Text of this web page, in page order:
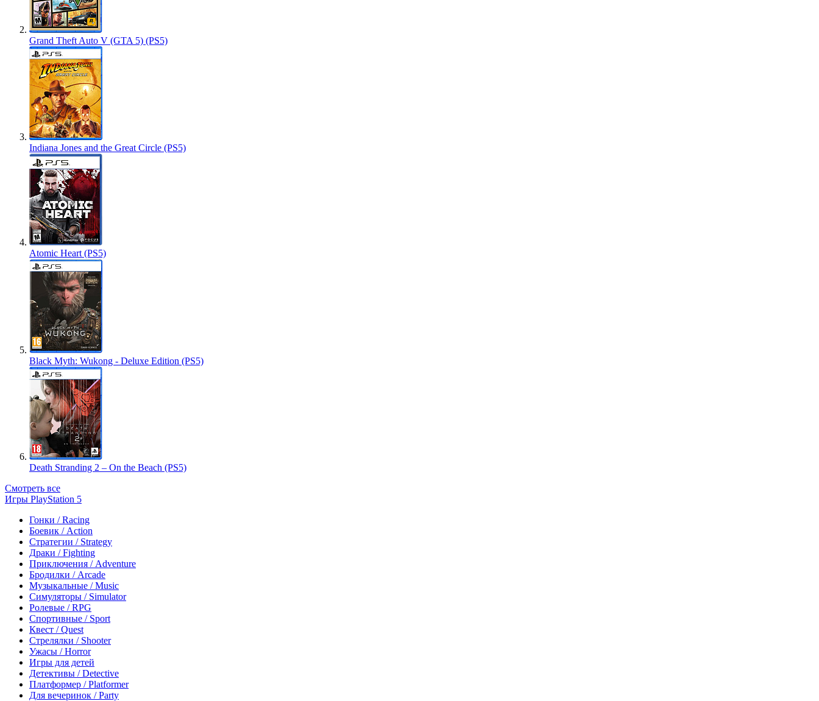
Grand Theft Auto V (GTA 5) (PS5)
Indiana Jones and the Great Circle (PS5)
Atomic Heart (PS5)
Black Myth: Wukong - Deluxe Edition (PS5)
Death Stranding 2 – On the Beach (PS5)
Смотреть все
Игры PlayStation 5
Гонки / Racing
Боевик / Action
Стратегии / Strategy
Драки / Fighting
Приключения / Adventure
Бродилки / Arcade
Музыкальные / Music
Симуляторы / Simulator
Ролевые / RPG
Спортивные / Sport
Квест / Quest
Стрелялки / Shooter
Ужасы / Horror
Игры для детей
Детективы / Detective
Платформер / Platformer
Для вечеринок / Party